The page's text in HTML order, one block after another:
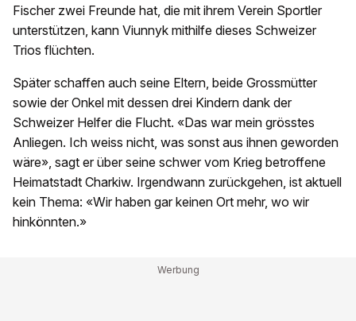
Fischer zwei Freunde hat, die mit ihrem Verein Sportler
unterstützen, kann Viunnyk mithilfe dieses Schweizer
Trios flüchten.
Später schaffen auch seine Eltern, beide Grossmütter
sowie der Onkel mit dessen drei Kindern dank der
Schweizer Helfer die Flucht. «Das war mein grösstes
Anliegen. Ich weiss nicht, was sonst aus ihnen geworden
wäre», sagt er über seine schwer vom Krieg betroffene
Heimatstadt Charkiw. Irgendwann zurückgehen, ist aktuell
kein Thema: «Wir haben gar keinen Ort mehr, wo wir
hinkönnten.»